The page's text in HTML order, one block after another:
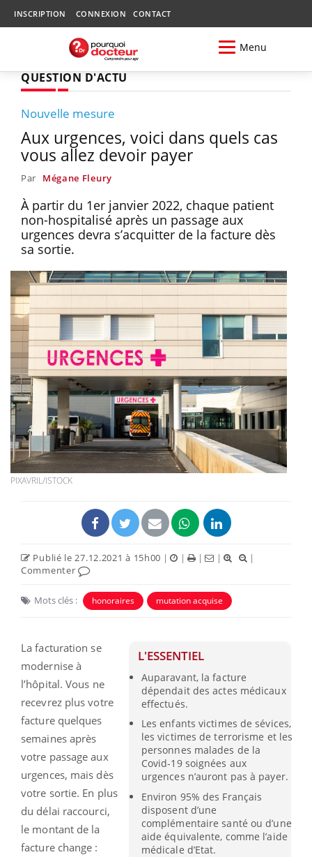
INSCRIPTION CONNEXION CONTACT
Menu
QUESTION D'ACTU
Nouvelle mesure
Aux urgences, voici dans quels cas
vous allez devoir payer
Par Mégane Fleury
À partir du 1er janvier 2022, chaque patient
non-hospitalisé après un passage aux
urgences devra s’acquitter de la facture dès
sa sortie.
PIXAVRIL/ISTOCK
Publié le 27.12.2021 à 15h00 | | | |
|
Commenter
Mots clés : honoraires mutation acquise
L'ESSENTIEL
Auparavant, la facture
dépendait des actes médicaux
effectués.
Les enfants victimes de sévices,
les victimes de terrorisme et les
personnes malades de la
Covid-19 soignées aux
urgences n’auront pas à payer.
Environ 95% des Français
disposent d’une
complémentaire santé ou d’une
aide équivalente, comme l’aide
médicale d’Etat.
La facturation se
modernise à
l’hôpital. Vous ne
recevrez plus votre
facture quelques
semaines après
votre passage aux
urgences, mais dès
votre sortie. En plus
du délai raccourci,
le montant de la
facture change :